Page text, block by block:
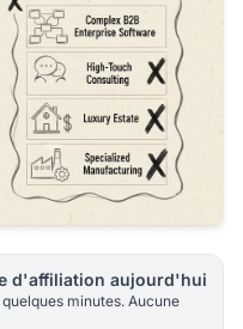
d'affiliation aujourd'hui
minutes. Aucune